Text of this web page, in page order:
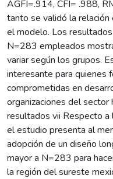
AGFI=.914, CFI= .988,
tanto se validó la
el modelo. Los
N=283 empleados
variar según los grupos.
interesante para quienes
comprometidas en
organizaciones del
resultados vii Respecto a
el estudio presenta al
adopción de un diseño
mayor a N=283 para
la región del sureste